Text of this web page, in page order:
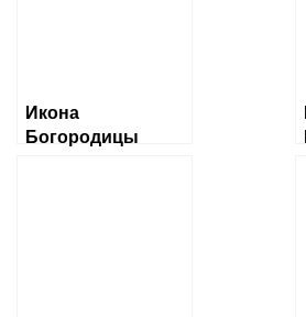
Икона
Богородицы